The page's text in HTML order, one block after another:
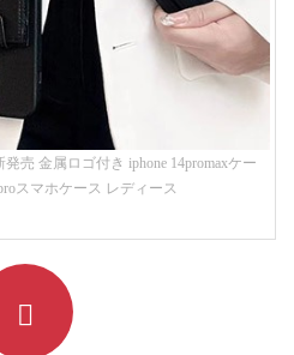
売 金属ロゴ付き iphone 14promaxケー
スマホケース レディース